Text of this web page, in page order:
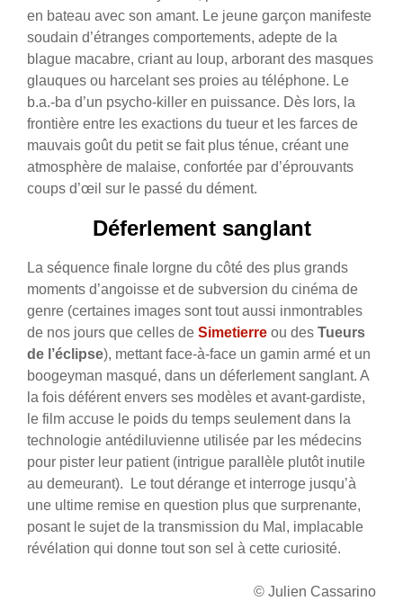
en bateau avec son amant. Le jeune garçon manifeste
soudain d’étranges comportements, adepte de la
blague macabre, criant au loup, arborant des masques
glauques ou harcelant ses proies au téléphone. Le
b.a.-ba d’un psycho-killer en puissance. Dès lors, la
frontière entre les exactions du tueur et les farces de
mauvais goût du petit se fait plus ténue, créant une
atmosphère de malaise, confortée par d’éprouvants
coups d’œil sur le passé du dément.
Déferlement sanglant
La séquence finale lorgne du côté des plus grands
moments d’angoisse et de subversion du cinéma de
genre (certaines images sont tout aussi inmontrables
de nos jours que celles de Simetierre ou des Tueurs
de l’éclipse), mettant face-à-face un gamin armé et un
boogeyman masqué, dans un déferlement sanglant. A
la fois déférent envers ses modèles et avant-gardiste,
le film accuse le poids du temps seulement dans la
technologie antédiluvienne utilisée par les médecins
pour pister leur patient (intrigue parallèle plutôt inutile
au demeurant). Le tout dérange et interroge jusqu’à
une ultime remise en question plus que surprenante,
posant le sujet de la transmission du Mal, implacable
révélation qui donne tout son sel à cette curiosité.
© Julien Cassarino